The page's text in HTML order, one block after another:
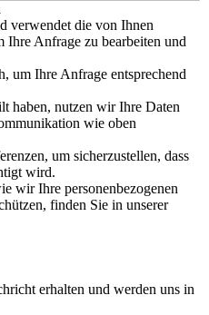
verwendet die von Ihnen
Ihre Anfrage zu bearbeiten und
um Ihre Anfrage entsprechend
haben, nutzen wir Ihre Daten
wie oben
um sicherzustellen, dass
wird.
wir Ihre personenbezogenen
finden Sie in unserer
erhalten und werden uns in